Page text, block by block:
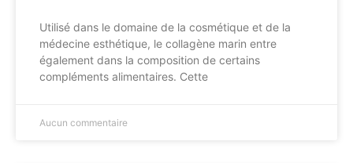
Utilisé dans le domaine de la cosmétique et de la
médecine esthétique, le collagène marin entre
également dans la composition de certains
compléments alimentaires. Cette
Aucun commentaire